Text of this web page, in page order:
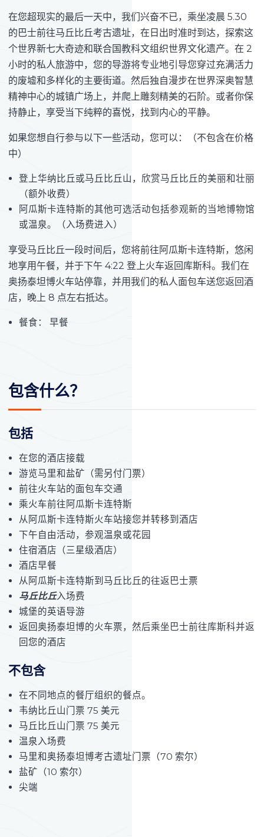
在您超现实的最后一天中，我们兴奋不已，乘坐凌晨 5.30
的巴士前往马丘比丘考古遗址，在日出时准时到达，探索这
个世界新七大奇迹和联合国教科文组织世界文化遗产。在 2
小时的私人旅游中，您的导游将专业地引导您穿过充满活力
的废墟和多样化的主要街道。然后独自漫步在世界深奥智慧
精神中心的城镇广场上，并​​爬上雕刻精美的石阶。或者你保
持静止，享受当下纯粹的喜悦，找到内心的平静。
如果您想自行参与以下一些活动，您可以：（不包含在价格
中）
登上华纳比丘或马丘比丘山，欣赏马丘比丘的美丽和壮丽
（额外收费）
阿瓜斯卡连特斯的其他可选活动包括参观新的当地博物馆
或温泉。（入场费进入）
享受马丘比丘一段时间后，您将前往阿瓜斯卡连特斯，悠闲
地享用午餐，并于下午 4:22 登上火车返回库斯科。我们在
奥扬泰坦博火车站停靠，并用我们的私人面包车送您返回酒
店，晚上 8 点左右抵达。
餐食： 早餐
包含什么？
包括
在您的酒店接载
游览马里和盐矿（需另付门票）
前往火车站的面包车交通
乘火车前往阿瓜斯卡连特斯
从阿瓜斯卡连特斯火车站接您并转移到酒店
下午自由活动，参观温泉或花园
住宿酒店（三星级酒店）
酒店早餐
从阿瓜斯卡连特斯到马丘比丘的往返巴士票
马丘比丘入场费
城堡的英语导游
返回奥扬泰坦博的火车票，然后乘坐巴士前往库斯科并返
回您的酒店
不包含
在不同地点的餐厅组织的餐点。
韦纳比丘山门票 75 美元
马丘比丘山门票 75 美元
温泉入场费
马里和奥扬泰坦博考古遗址门票（70 索尔）
盐矿（10 索尔）
尖端